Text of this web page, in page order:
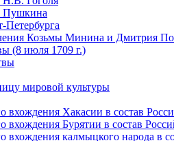
Пушкина
Петербурга
Козьмы Минина и Дмитрия
(8 июля 1709 г.)
мировой культуры
вхождения Хакасии в состав
Бурятии в состав
калмыцкого народа в